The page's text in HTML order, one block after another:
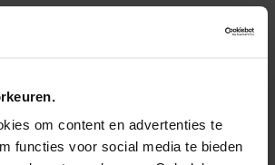
om content en advertenties te
functies voor social media te bieden